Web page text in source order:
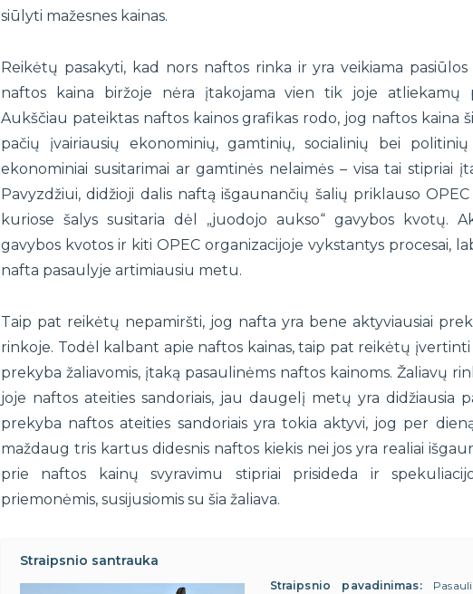
siūlyti mažesnes kainas.
Reikėtų pasakyti, kad nors naftos rinka ir yra veikiama
naftos kaina biržoje nėra įtakojama vien tik joje atliekamų
Aukščiau pateiktas naftos kainos grafikas rodo, jog naftos kaina
pačių įvairiausių ekonominių, gamtinių, socialinių bei politinių
ekonominiai susitarimai ar gamtinės nelaimės – visa tai stipriai
Pavyzdžiui, didžioji dalis naftą išgaunančių šalių priklauso
kuriose šalys susitaria dėl „juodojo aukso“ gavybos kvotų.
gavybos kvotos ir kiti OPEC organizacijoje vykstantys procesai,
nafta pasaulyje artimiausiu metu.
Taip pat reikėtų nepamiršti, jog nafta yra bene aktyviausiai
rinkoje. Todėl kalbant apie naftos kainas, taip pat reikėtų
prekyba žaliavomis, įtaką pasaulinėms naftos kainoms. Žaliavų
joje naftos ateities sandoriais, jau daugelį metų yra didžiausia
prekyba naftos ateities sandoriais yra tokia aktyvi, jog per
maždaug tris kartus didesnis naftos kiekis nei jos yra realiai
prie naftos kainų svyravimu stipriai prisideda ir
priemonėmis, susijusiomis su šia žaliava.
Straipsnio santrauka
Straipsnio pavadinimas: